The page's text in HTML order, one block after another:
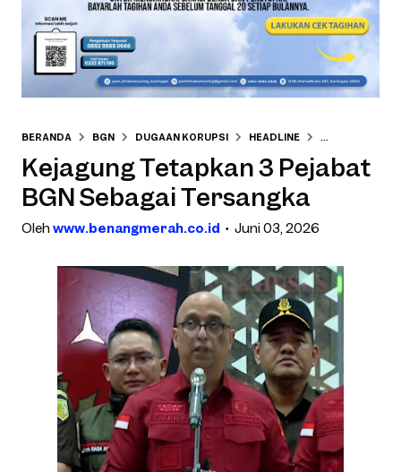
BERANDA BGN DUGAAN KORUPSI HEADLINE HUKUM
Kejagung Tetapkan 3 Pejabat
BGN Sebagai Tersangka
Olehwww.benangmerah.co.id Juni 03, 2026